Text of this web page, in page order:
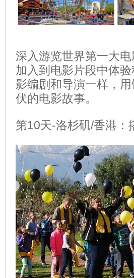
深入游览世界第一大
加入到电影片段中体
影编剧和导演一样，
伏的电影故事。
第10天-洛杉矶/香港：